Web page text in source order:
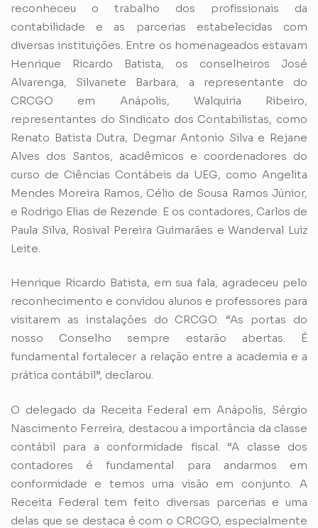
reconheceu o trabalho dos profissionais da
contabilidade e as parcerias estabelecidas com
diversas instituições. Entre os homenageados estavam
Henrique Ricardo Batista, os conselheiros José
Alvarenga, Silvanete Barbara, a representante do
CRCGO em Anápolis, Walquiria Ribeiro,
representantes do Sindicato dos Contabilistas, como
Renato Batista Dutra, Degmar Antonio Silva e Rejane
Alves dos Santos, acadêmicos e coordenadores do
curso de Ciências Contábeis da UEG, como Angelita
Mendes Moreira Ramos, Célio de Sousa Ramos Júnior,
e Rodrigo Elias de Rezende. E os contadores, Carlos de
Paula Silva, Rosival Pereira Guimarães e Wanderval Luiz
Leite.
Henrique Ricardo Batista, em sua fala, agradeceu pelo
reconhecimento e convidou alunos e professores para
visitarem as instalações do CRCGO. “As portas do
nosso Conselho sempre estarão abertas. É
fundamental fortalecer a relação entre a academia e a
prática contábil”, declarou.
O delegado da Receita Federal em Anápolis, Sérgio
Nascimento Ferreira, destacou a importância da classe
contábil para a conformidade fiscal. “A classe dos
contadores é fundamental para andarmos em
conformidade e temos uma visão em conjunto. A
Receita Federal tem feito diversas parcerias e uma
delas que se destaca é com o CRCGO, especialmente